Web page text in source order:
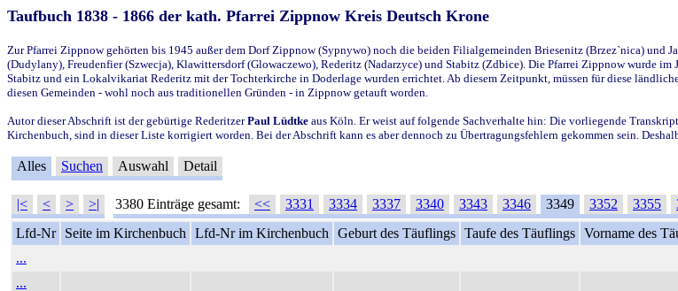
Taufbuch 1838 - 1866 der kath. Pfarrei Zippnow Kreis Deutsch Krone
Zur Pfarrei Zippnow gehörten bis 1945 außer dem Dorf Zippnow (Sypnywo) noch die beiden Filialgemeinden Briesenitz (Brzez`nica) und
(Dudylany), Freudenfier (Szwecja), Klawittersdorf (Glowaczewo), Rederitz (Nadarzyce) und Stabitz (Zdbice). Die Pfarrei Zippnow wurde
Stabitz und ein Lokalvikariat Rederitz mit der Tochterkirche in Doderlage wurden errichtet. Ab diesem Zeitpunkt, müssen für diese
diesen Gemeinden - wohl noch aus traditionellen Gründen - in Zippnow getauft worden.
Autor dieser Abschrift ist der gebürtige RederitzerPaul Lüdtke aus Köln. Er weist auf folgende Sachverhalte hin: Die vorliegende
Kirchenbuch, sind in dieser Liste korrigiert worden. Bei der Abschrift kann es aber dennoch zu Übertragungsfehlern gekommen sein.
Alles Suchen Auswahl Detail
|< < > >| 3380 Einträge gesamt: << 3331 3334 3337 3340 3343 3346 3349 3352 3355
Lfd-Nr
Seite im Kirchenbuch Lfd-Nr im Kirchenbuch Geburt des Täuflings Taufe des Täuflings Vorname des
...
...